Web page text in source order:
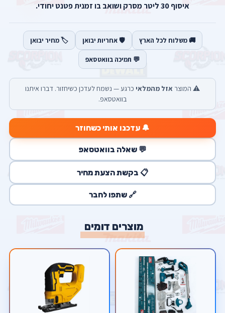
איסוף 30 ליטר מסרק ושואב בו זמנית פטנט יחודי.
🚚 משלוח לכל הארץ 🛡️ אחריות יבואן 🏷️ מחיר יבואן
💬 תמיכה בוואטסאפ
⚠️ המוצר אזל מהמלאי כרגע — נשמח לעדכן כשיחזור. דברו איתנו
בוואטסאפ.
🔔 עדכנו אותי כשחוזר
💬 שאלה בוואטסאפ
📋 בקשת הצעת מחיר
🔗 שתפו לחבר
מוצרים דומים